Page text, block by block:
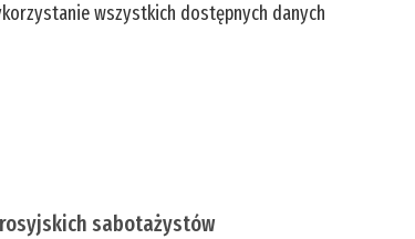
wszystkich dostępnych danych
sabotażystów